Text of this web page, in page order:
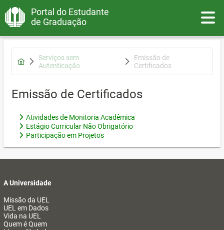
Portal do Estudante
de Graduação
Serviços sem
Autenticação
Emissão de
Certificados
Emissão de Certificados
Atividades de Monitoria Acadêmica
Estágio Curricular Não Obrigatório
Participação em Projetos
A Universidade
Missão da UEL
UEL em Dados
Vida na UEL
Quem é Quem